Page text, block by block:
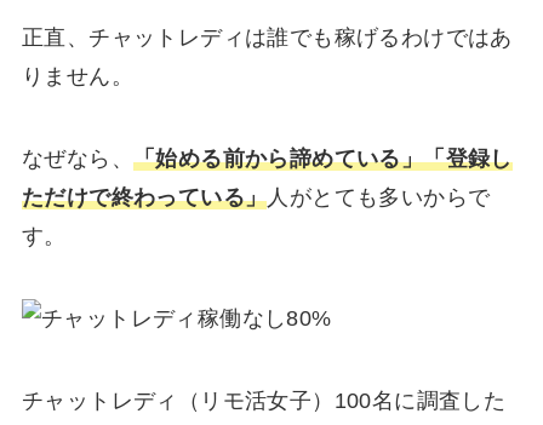
正直、チャットレディは誰でも稼げるわけではあ
りません。
なぜなら、 「始める前から諦めている」「登録し
ただけで終わっている」 人がとても多いからで
す。
チャットレディ（リモ活女子）100名に調査した